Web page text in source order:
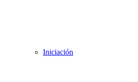
Iniciación